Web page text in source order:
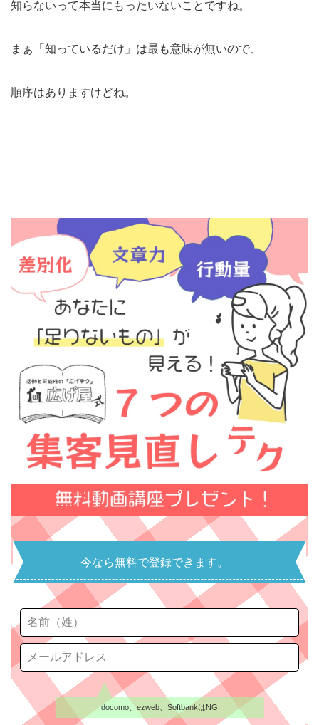
知らないって本当にもったいないことですね。
まぁ「知っているだけ」は最も意味が無いので、
順序はありますけどね。
今なら無料で登録できます。
docomo、ezweb、SoftbankはNG